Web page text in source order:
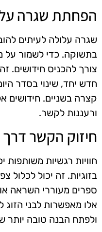
הפחתת שגרה על
שגרה עלולה לעיתים
בתשוקה. כדי לשמור על
צורך להכניס חידושים.
חדש יחד, שינוי בסדר
קצרה בשניים. חידושים
ורעננות לקשר.
חיזוק הקשר דרך
חוויות רגשיות
בזוגיות. זה יכול לכלול
ספרים מעוררי השראה
אלו מאפשרות לבני
ולפתח הבנה טובה יותר